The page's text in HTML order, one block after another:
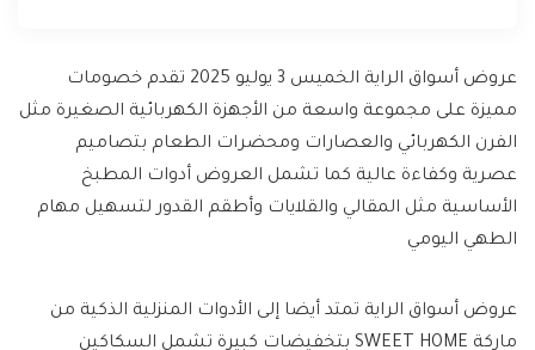
عروض أسواق الراية الخميس 3 يوليو 2025 تقدم خصومات
مميزة على مجموعة واسعة من الأجهزة الكهربائية الصغيرة مثل
الفرن الكهربائي والعصارات ومحضرات الطعام بتصاميم
عصرية وكفاءة عالية كما تشمل العروض أدوات المطبخ
الأساسية مثل المقالي والقلايات وأطقم القدور لتسهيل مهام
الطهي اليومي
عروض أسواق الراية تمتد أيضا إلى الأدوات المنزلية الذكية من
ماركة SWEET HOME بتخفيضات كبيرة تشمل السكاكين